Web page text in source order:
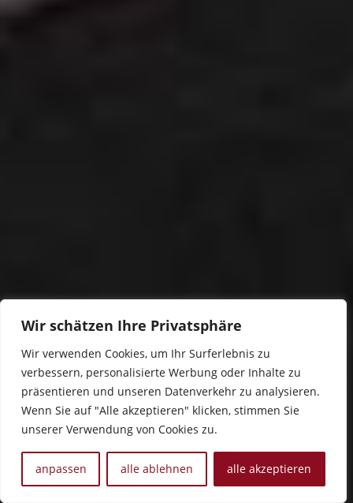
Wir schätzen Ihre Privatsphäre
Wir verwenden Cookies, um Ihr Surferlebnis zu
verbessern, personalisierte Werbung oder Inhalte zu
präsentieren und unseren Datenverkehr zu analysieren.
Wenn Sie auf "Alle akzeptieren" klicken, stimmen Sie
unserer Verwendung von Cookies zu.
anpassen alle ablehnen alle akzeptieren